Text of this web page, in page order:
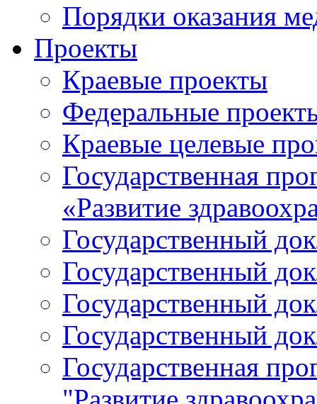
Порядки оказания
Проекты
Краевые проекты
Федеральные
Краевые целевые
Государственная
«Развитие
Государственный
Государственный
Государственный
Государственный
Государственная